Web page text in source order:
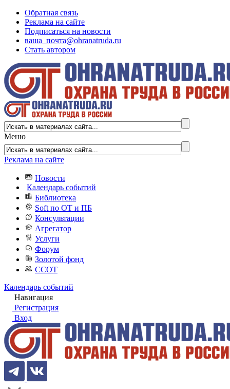
Обратная связь
Реклама на сайте
Подписаться на новости
ваша_почта@ohranatruda.ru
Стать автором
Меню
Реклама на сайте
Новости
Календарь событий
Библиотека
Soft по ОТ и ПБ
Консультации
Агрегатор
Услуги
Форум
Золотой фонд
ССОТ
Календарь событий
Навигация
Регистрация
Вход